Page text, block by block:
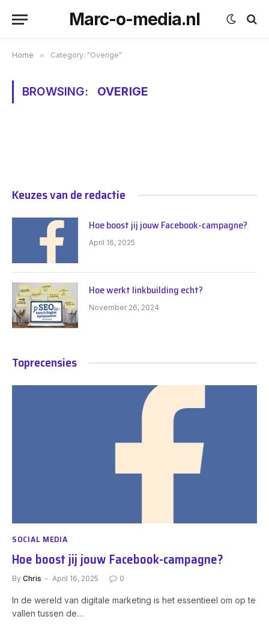
Marc-o-media.nl
Home » Category: "Overige"
BROWSING: OVERIGE
Keuzes van de redactie
Hoe boost jij jouw Facebook-campagne?
April 16, 2025
Hoe werkt linkbuilding echt?
November 26, 2024
Toprecensies
SOCIAL MEDIA
Hoe boost jij jouw Facebook-campagne?
By Chris April 16, 2025 0
In de wereld van digitale marketing is het essentieel om op te
vallen tussen de…